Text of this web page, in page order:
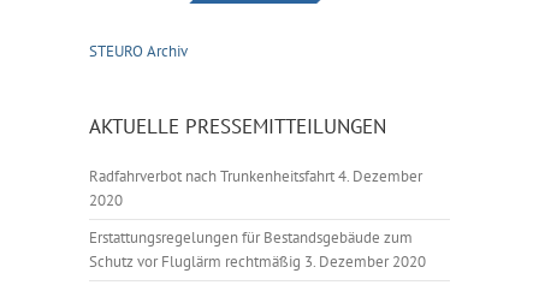
STEURO Archiv
AKTUELLE PRESSEMITTEILUNGEN
Radfahrverbot nach Trunkenheitsfahrt4. Dezember
2020
Erstattungsregelungen für Bestandsgebäude zum
Schutz vor Fluglärm rechtmäßig 3. Dezember 2020